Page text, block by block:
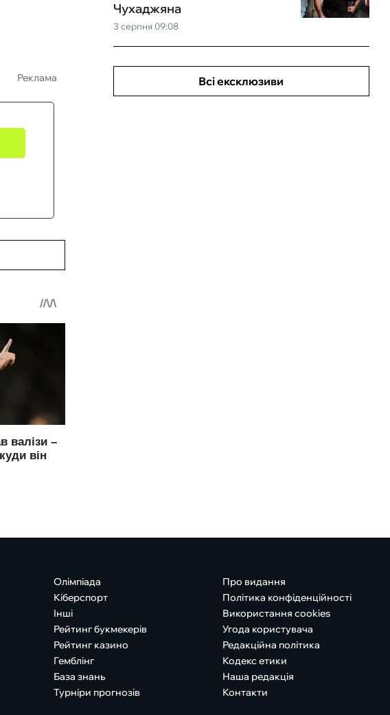
Реклама
3 серпня 09:08
Чухаджяна
Всі ексклюзиви
Олімпіада
Кіберспорт
Інші
Рейтинг букмекерів
Рейтинг казино
Гемблінг
База знань
Турніри прогнозів
Про видання
Політика конфіденційності
Використання cookies
Угода користувача
Редакційна політика
Кодекс етики
Наша редакція
Контакти